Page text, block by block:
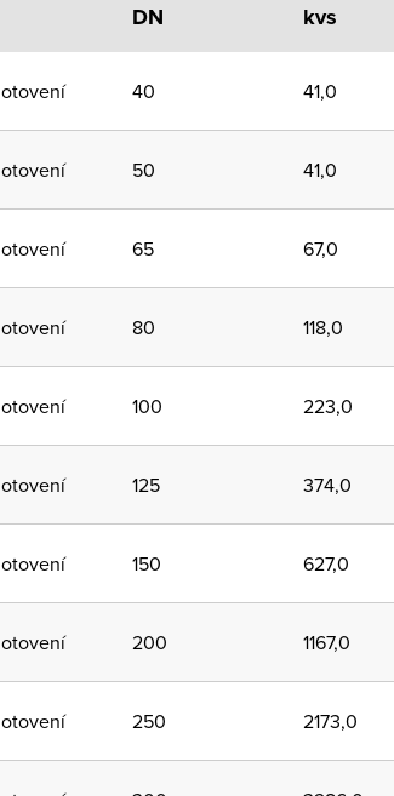
DN kvs
40 41,0
50 41,0
65 67,0
80 118,0
100 223,0
125 374,0
150 627,0
200 1167,0
250 2173,0